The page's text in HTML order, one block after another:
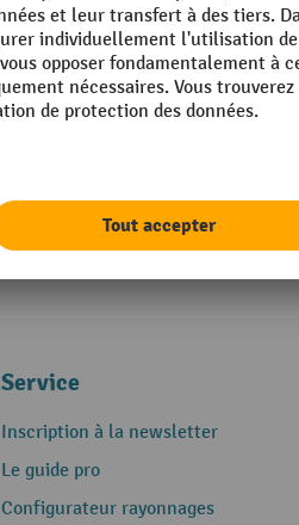
Service
Inscription à la newsletter
Le guide pro
Configurateur rayonnages